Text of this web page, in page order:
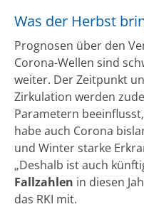
Was der Herbst
Prognosen über den
Corona-Wellen sind
weiter. Der Zeitpunkt
Zirkulation werden
Parametern
habe auch Corona
und Winter starke
„Deshalb ist auch
Fallzahlen in diesen
das RKI mit.